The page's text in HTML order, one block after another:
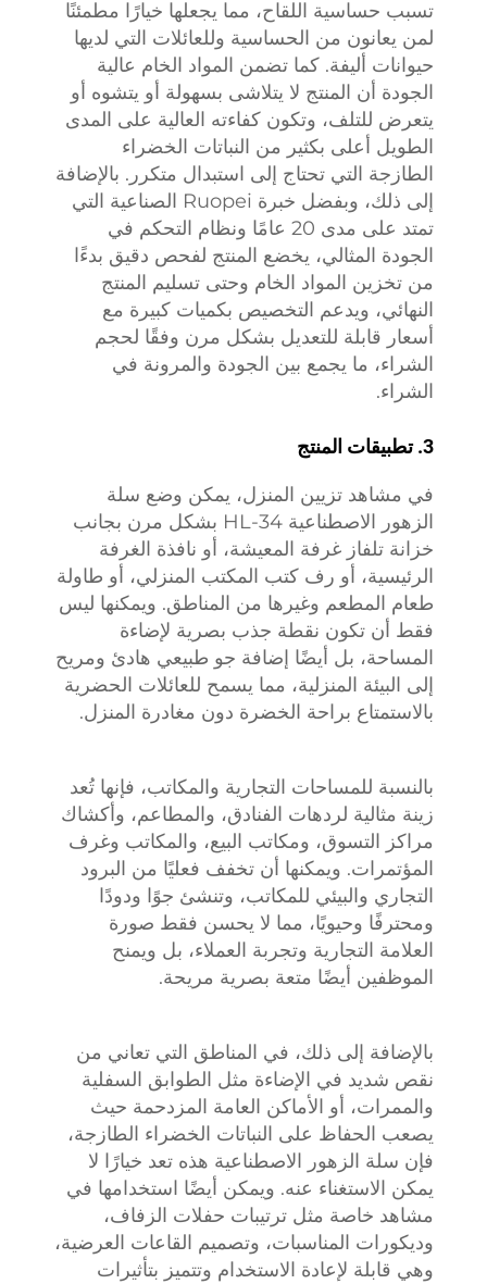
تسبب حساسية اللقاح، مما يجعلها خيارًا مطمئنًا
لمن يعانون من الحساسية وللعائلات التي لديها
حيوانات أليفة. كما تضمن المواد الخام عالية
الجودة أن المنتج لا يتلاشى بسهولة أو يتشوه أو
يتعرض للتلف، وتكون كفاءته العالية على المدى
الطويل أعلى بكثير من النباتات الخضراء
الطازجة التي تحتاج إلى استبدال متكرر. بالإضافة
إلى ذلك، وبفضل خبرة Ruopei الصناعية التي
تمتد على مدى 20 عامًا ونظام التحكم في
الجودة المثالي، يخضع المنتج لفحص دقيق بدءًا
من تخزين المواد الخام وحتى تسليم المنتج
النهائي، ويدعم التخصيص بكميات كبيرة مع
أسعار قابلة للتعديل بشكل مرن وفقًا لحجم
الشراء، ما يجمع بين الجودة والمرونة في
الشراء.
3. تطبيقات المنتج
في مشاهد تزيين المنزل، يمكن وضع سلة
الزهور الاصطناعية HL-34 بشكل مرن بجانب
خزانة تلفاز غرفة المعيشة، أو نافذة الغرفة
الرئيسية، أو رف كتب المكتب المنزلي، أو طاولة
طعام المطعم وغيرها من المناطق. ويمكنها ليس
فقط أن تكون نقطة جذب بصرية لإضاءة
المساحة، بل أيضًا إضافة جو طبيعي هادئ ومريح
إلى البيئة المنزلية، مما يسمح للعائلات الحضرية
بالاستمتاع براحة الخضرة دون مغادرة المنزل.
بالنسبة للمساحات التجارية والمكاتب، فإنها تُعد
زينة مثالية لردهات الفنادق، والمطاعم، وأكشاك
مراكز التسوق، ومكاتب البيع، والمكاتب وغرف
المؤتمرات. ويمكنها أن تخفف فعليًا من البرود
التجاري والبيئي للمكاتب، وتنشئ جوًا ودودًا
ومحترفًا وحيويًا، مما لا يحسن فقط صورة
العلامة التجارية وتجربة العملاء، بل ويمنح
الموظفين أيضًا متعة بصرية مريحة.
بالإضافة إلى ذلك، في المناطق التي تعاني من
نقص شديد في الإضاءة مثل الطوابق السفلية
والممرات، أو الأماكن العامة المزدحمة حيث
يصعب الحفاظ على النباتات الخضراء الطازجة،
فإن سلة الزهور الاصطناعية هذه تعد خيارًا لا
يمكن الاستغناء عنه. ويمكن أيضًا استخدامها في
مشاهد خاصة مثل ترتيبات حفلات الزفاف،
وديكورات المناسبات، وتصميم القاعات العرضية،
وهي قابلة لإعادة الاستخدام وتتميز بتأثيرات